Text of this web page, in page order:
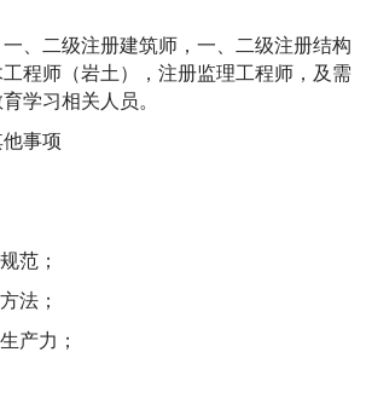
、二级注册建筑师，一、二级注册结构
程师（岩土），注册监理工程师，及需
育学习相关人员。
他事项
；
规范；
方法；
生产力；
；